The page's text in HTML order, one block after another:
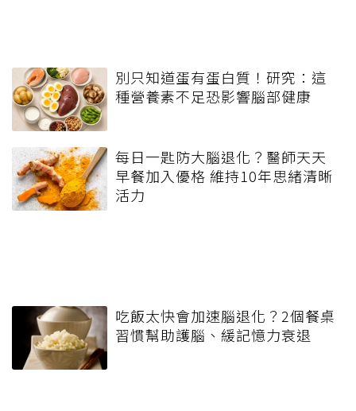
別只知道蛋有蛋白質！研究：這
種營養素不足恐影響腦部健康
每日一匙防大腦退化？醫師天天
早餐加入優格 維持10年思緒清晰
活力
吃飯太快會加速腦退化？2個餐桌
習慣幫助護腦、緩記憶力衰退